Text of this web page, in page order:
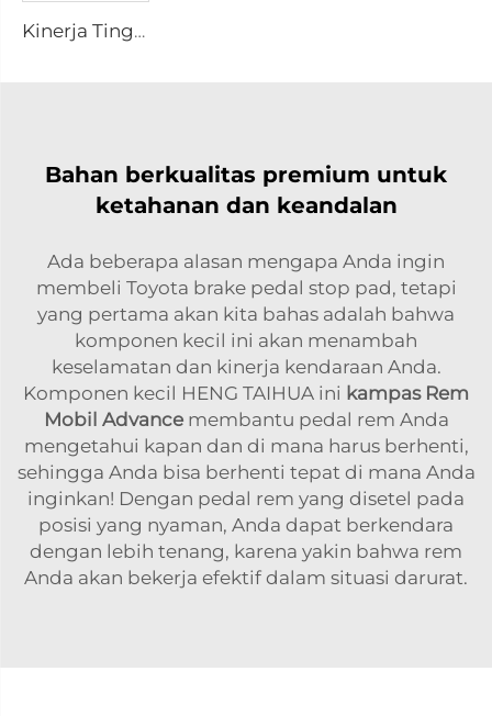
Kinerja Tinggi Otomotif Mobil Set Pelat Rem Keramik D1075 untuk PONTIAC
Bahan berkualitas premium untuk
ketahanan dan keandalan
Ada beberapa alasan mengapa Anda ingin
membeli Toyota brake pedal stop pad, tetapi
yang pertama akan kita bahas adalah bahwa
komponen kecil ini akan menambah
keselamatan dan kinerja kendaraan Anda.
Komponen kecil HENG TAIHUA ini kampas Rem
Mobil Advance membantu pedal rem Anda
mengetahui kapan dan di mana harus berhenti,
sehingga Anda bisa berhenti tepat di mana Anda
inginkan! Dengan pedal rem yang disetel pada
posisi yang nyaman, Anda dapat berkendara
dengan lebih tenang, karena yakin bahwa rem
Anda akan bekerja efektif dalam situasi darurat.